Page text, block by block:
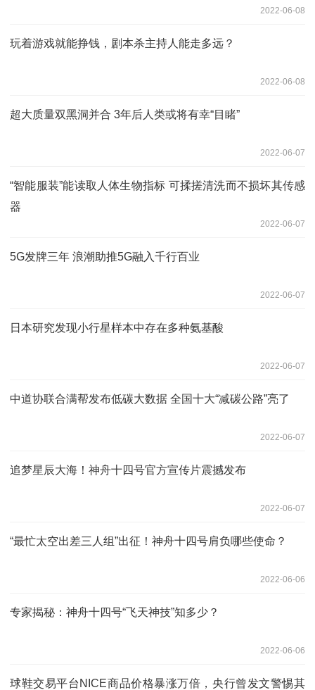
2022-06-08
玩着游戏就能挣钱，剧本杀主持人能走多远？
2022-06-08
超大质量双黑洞并合 3年后人类或将有幸“目睹”
2022-06-07
“智能服装”能读取人体生物指标 可揉搓清洗而不损坏其传感
器
2022-06-07
5G发牌三年 浪潮助推5G融入千行百业
2022-06-07
日本研究发现小行星样本中存在多种氨基酸
2022-06-07
中道协联合满帮发布低碳大数据 全国十大“减碳公路”亮了
2022-06-07
追梦星辰大海！神舟十四号官方宣传片震撼发布
2022-06-07
“最忙太空出差三人组”出征！神舟十四号肩负哪些使命？
2022-06-06
专家揭秘：神舟十四号“飞天神技”知多少？
2022-06-06
球鞋交易平台NICE商品价格暴涨万倍，央行曾发文警惕其